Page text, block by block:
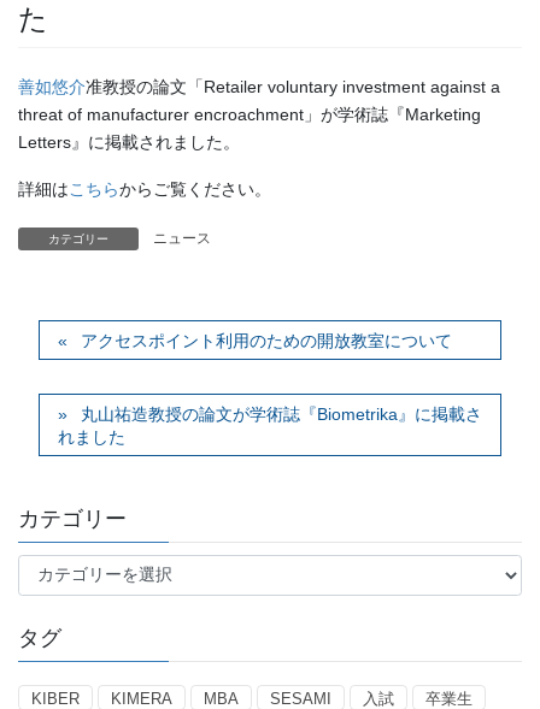
た
善如悠介准教授の論文「Retailer voluntary investment against a
threat of manufacturer encroachment」が学術誌『Marketing
Letters』に掲載されました。
詳細はこちらからご覧ください。
カテゴリー ニュース
アクセスポイント利用のための開放教室について
丸山祐造教授の論文が学術誌『Biometrika』に掲載さ
れました
カテゴリー
テ
リ
ー
タグ
KIBER KIMERA MBA SESAMI 入試 卒業生